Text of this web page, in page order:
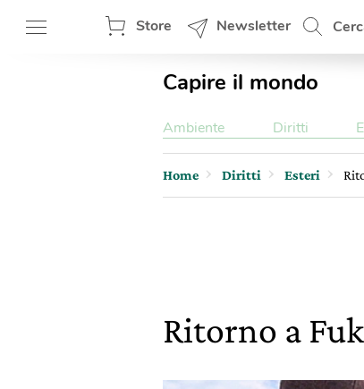
Store Newsletter
Capire il mondo
Ambiente Diritti
Home Diritti Esteri
Ritorno a